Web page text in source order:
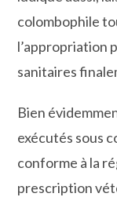
colombophile
l’appropriation
sanitaires
Bien
exécutés sous
conforme à la
prescription